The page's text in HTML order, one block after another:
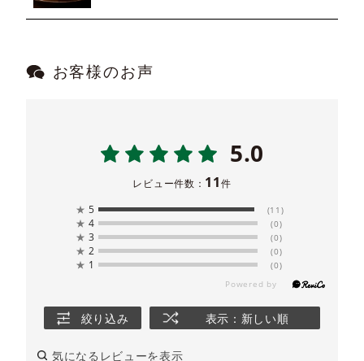
お客様のお声
5.0
レビュー件数： 11件
★ 5 (11)
★ 4 (0)
★ 3 (0)
★ 2 (0)
★ 1 (0)
絞り込み 表示：新しい順
気になるレビューを表示